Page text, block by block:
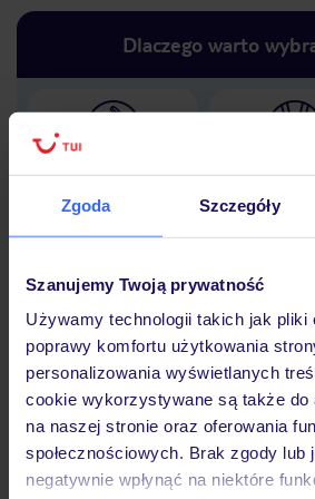
Zgoda Szczegóły
Szanujemy Twoją prywatność
Używamy technologii takich jak pliki
poprawy komfortu użytkowania
personalizowania wyświetlanych
cookie wykorzystywane są także do
na naszej stronie oraz oferowania
społecznościowych. Brak zgody lub
negatywnie wpłynąć na niektóre
Dlaczego warto
podróży w
Hotel
Opinie